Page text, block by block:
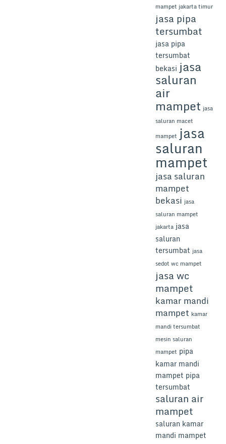
mampet jakarta timur
jasa pipa
tersumbat
jasa pipa
tersumbat
bekasi jasa
saluran
air
mampet jasa
saluran macet
mampet jasa
saluran
mampet
jasa saluran
mampet
bekasi jasa
saluran mampet
jakarta jasa
saluran
tersumbat jasa
sedot wc mampet
jasa wc
mampet
kamar mandi
mampet kamar
mandi tersumbat
mesin saluran
mampet pipa
kamar mandi
mampet pipa
tersumbat
saluran air
mampet
saluran kamar
mandi mampet